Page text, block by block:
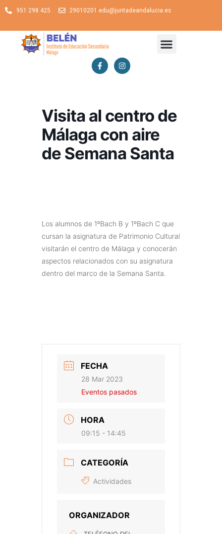
951 298 425 29010201.edu@juntadeandalucia.es
Visita al centro de
Málaga con aire
de Semana Santa
Los alumnos de 1ºBach B y 1ºBach C que
cursan la asignatura de Patrimonio Cultural
visitarán el centro de Málaga y conocerán
aspectos relacionados con su asignatura
dentro del marco de la Semana Santa.
FECHA
28 Mar 2023
Eventos pasados
HORA
09:15 - 14:45
CATEGORÍA
Actividades
ORGANIZADOR